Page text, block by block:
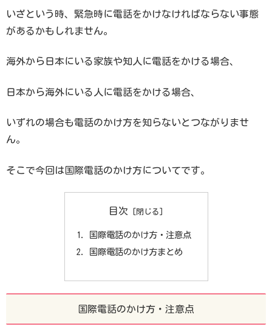
いざという時、緊急時に電話をかけなければならない事態
があるかもしれません。
海外から日本にいる家族や知人に電話をかける場合、
日本から海外にいる人に電話をかける場合、
いずれの場合も電話のかけ方を知らないとつながりませ
ん。
そこで今回は国際電話のかけ方についてです。
目次
国際電話のかけ方・注意点
国際電話のかけ方まとめ
国際電話のかけ方・注意点